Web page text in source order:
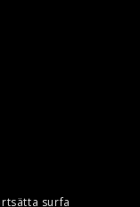
surfa